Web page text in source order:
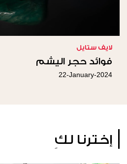
لايف ستايل
فوائد حجر اليشم
22-January-2024
إخترنا لكِ